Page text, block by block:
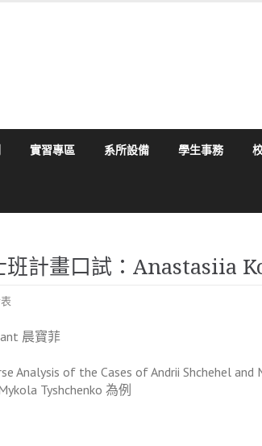
實習專區 系所設備 學生事務
計畫口試：Anastasiia
晨寶菲
Analysis of the Cases of Andrii Shchehel and
Tyshchenko 為例